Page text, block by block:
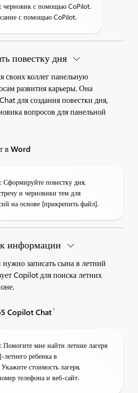
черновик с помощью CoPilot.
с помощью CoPilot.
повестку дня
своих коллег панельную
развития карьеры. Она
для создания повестки дня,
вопросов для панельной
в Word
Сформируйте повестку дня,
и черновики тем для
на основе [прикрепить файл].
информации
записать сына в летний
Copilot для поиска летних
Copilot Chat 1
мне найти летние лагеря
летнего ребенка в
стоимость лагеря,
телефона и веб-сайт.